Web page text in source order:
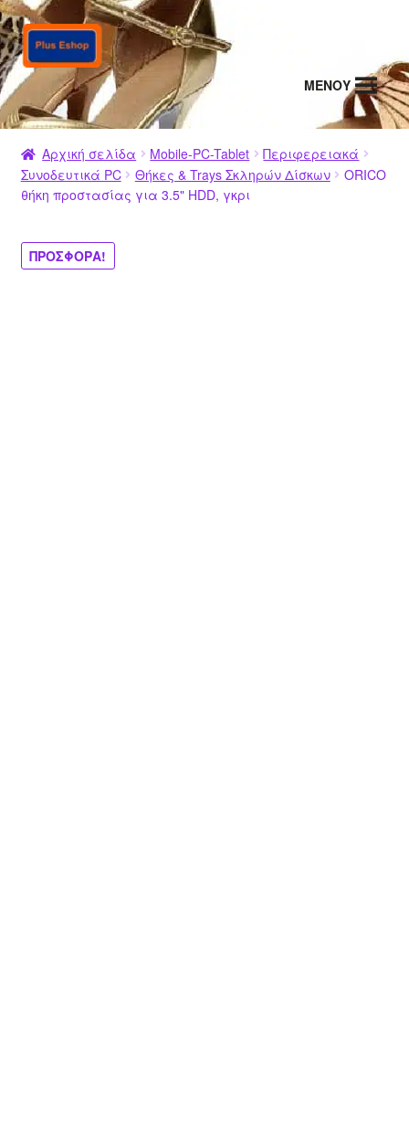
Απευθείας
μετάβαση
στην
πλοήγηση
Μετάβαση
σε
περιεχόμενο
MENΟΥ
Αρχική σελίδα Mobile-PC-Tablet
Περιφερειακά
Συνοδευτικά PC
Θήκες & Trays Σκληρών Δίσκων
ORICO
θήκη προστασίας για 3.5" HDD, γκρι
ΠΡΟΣΦΟΡΆ!